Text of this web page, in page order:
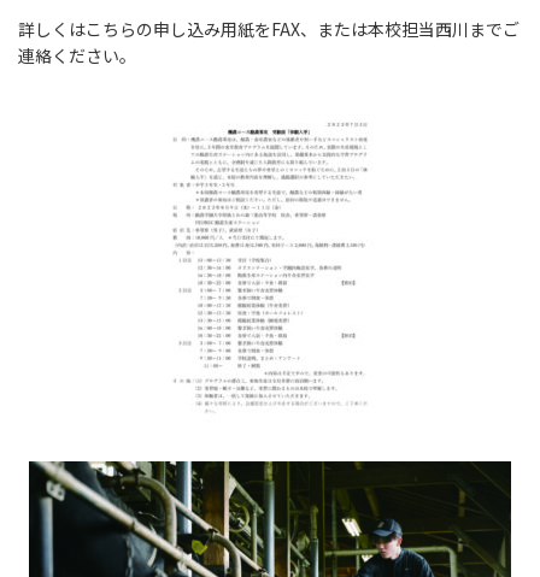
詳しくはこちらの申し込み用紙をFAX、または本校担当西川までご
連絡ください。